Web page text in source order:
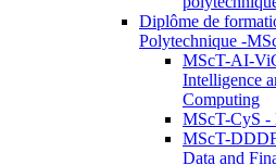
Diplôme de
Polytechnique -
MScT-AI-
Intelligence
Computing
MScT-CyS -
MScT-
Data and